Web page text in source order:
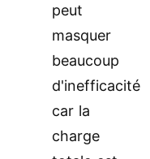
peut
masquer
beaucoup
d'inefficacité
car la
charge